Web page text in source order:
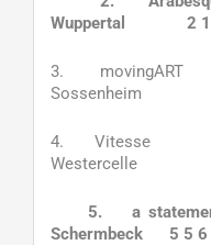
Wuppertal 2 1
3.
Sossenheim 4
4.
Westercelle 3
5.a
Schermbeck 5 5 6